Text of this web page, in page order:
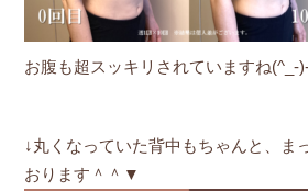
お腹も超スッキリされていますね
↓丸くなっていた背中もちゃんと、ま
おります＾＾▼